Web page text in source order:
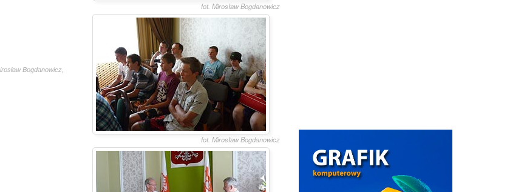
Bogdanowicz,
fot. Mirosław Bogdanowicz
fot. Mirosław Bogdanowicz